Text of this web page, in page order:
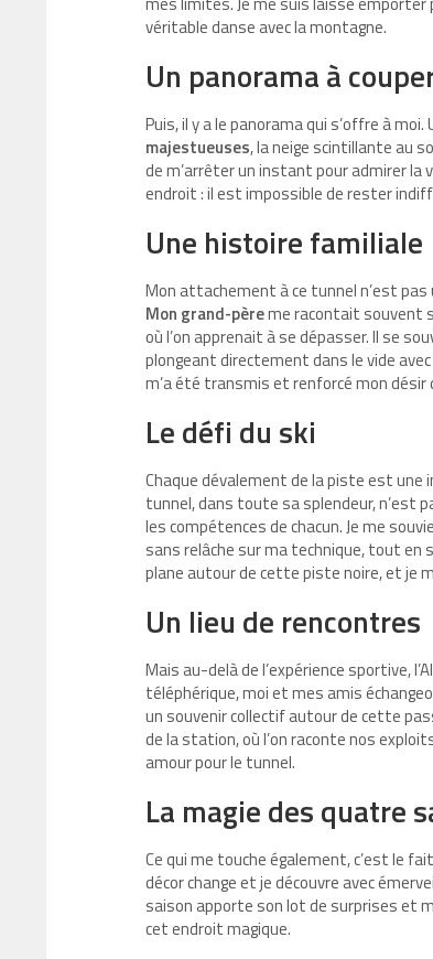
véritable danse avec la montagne.
Un panorama à
Puis, il y a le panorama qui s’offre à
majestueuses, la neige scintillante au
de m’arrêter un instant pour admirer la
endroit : il est impossible de rester
Une histoire familiale
Mon attachement à ce tunnel n’est pas
Mon grand-pèreme racontait souvent
où l’on apprenait à se dépasser. Il se
plongeant directement dans le vide
m’a été transmis et renforcé mon désir
Le défi du ski
Chaque dévalement de la piste est
tunnel, dans toute sa splendeur, n’est
les compétences de chacun. Je me
sans relâche sur ma technique, tout en
plane autour de cette piste noire, et je
Un lieu de rencontres
Mais au-delà de l’expérience sportive,
téléphérique, moi et mes amis
un souvenir collectif autour de cette
de la station, où l’on raconte nos
amour pour le tunnel.
La magie des quatre
Ce qui me touche également, c’est le fait
décor change et je découvre avec
saison apporte son lot de surprises et
cet endroit magique.